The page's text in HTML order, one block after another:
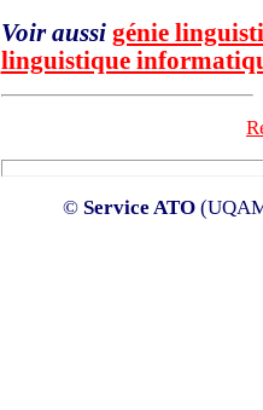
Voir aussi génie
linguistique
© Service ATO